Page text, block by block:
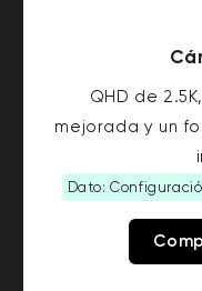
QHD de
mejorada y un
Dato: